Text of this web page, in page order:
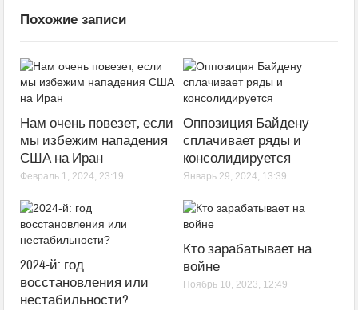
Похожие записи
Нам очень повезет, если
мы избежим нападения
США на Иран
Февраль 1, 2024, 23:19
Оппозиция Байдену
сплачивает ряды и
консолидируется
Январь 29, 2024, 13:39
2024-й: год
восстановления или
нестабильности?
Кто зарабатывает на
войне
Ноябрь 10, 2023, 12:49